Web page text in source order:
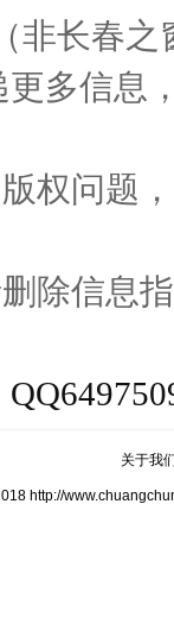
非长春
多信息
权问题
除信息
关于我
http://